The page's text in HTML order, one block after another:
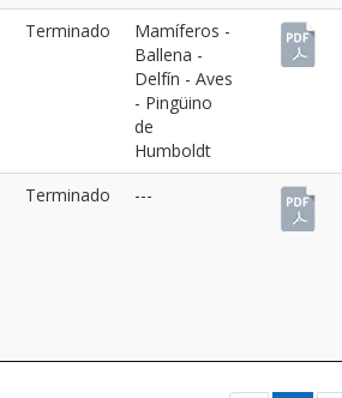
Terminado Mamíferos -
Ballena -
Delfín - Aves
- Pingüino
de
Humboldt
Terminado ---